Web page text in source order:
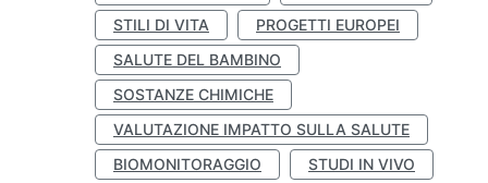
STILI DI VITA
PROGETTI EUROPEI
SALUTE DEL BAMBINO
SOSTANZE CHIMICHE
VALUTAZIONE IMPATTO SULLA SALUTE
BIOMONITORAGGIO
STUDI IN VIVO